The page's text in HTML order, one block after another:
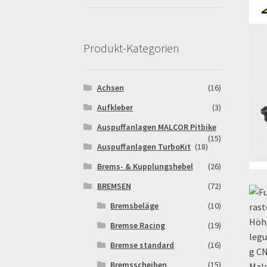
Pitbikestrecken in Spanien – eine Rundreise
Rennserien-Veranstalter
Produkt-Kategorien
Achsen
(16)
Aufkleber
(3)
Auspuffanlagen MALCOR Pitbike
(15)
Auspuffanlagen TurboKit (18)
Brems- & Kupplungshebel
(26)
BREMSEN
(72)
Bremsbeläge
(10)
Bremse Racing
(19)
Bremse standard
(16)
Bremsscheiben
(15)